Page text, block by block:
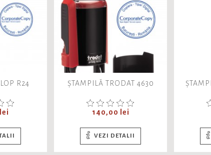
R24 ȘTAMPILĂ TRODAT 4630
Pret
140,00 lei
VEZI DETALII